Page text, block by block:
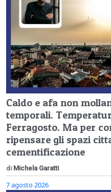
Caldo e afa non
temporali.
Ferragosto. Ma per
ripensare gli spazi
cementificazione
di Michela Garatti
7 agosto 2026